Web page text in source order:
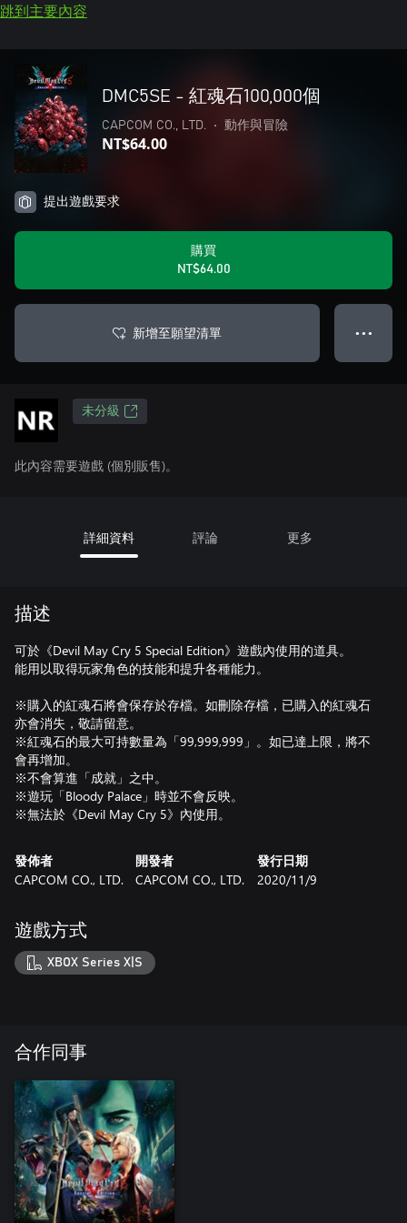
跳到主要內容
DMC5SE - 紅魂石100,000個
CAPCOM CO., LTD. • 動作與冒險
NT$64.00
提出遊戲要求
購買
NT$64.00
新增至願望清單 ● ● ●
未分級
此內容需要遊戲 (個別販售)。
詳細資料 評論 更多
描述
可於《Devil May Cry 5 Special Edition》遊戲內使用的道具。
能用以取得玩家角色的技能和提升各種能力。
※購入的紅魂石將會保存於存檔。如刪除存檔，已購入的紅魂石
亦會消失，敬請留意。
※紅魂石的最大可持數量為「99,999,999」。如已達上限，將不
會再增加。
※不會算進「成就」之中。
※遊玩「Bloody Palace」時並不會反映。
發佈者
CAPCOM CO., LTD.
開發者
CAPCOM CO., LTD.
發行日期
2020/11/9
遊戲方式
XBOX Series X|S
合作同事